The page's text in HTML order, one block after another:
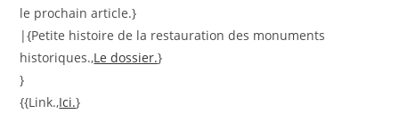
le prochain article.}
|{Petite histoire de la restauration des monuments
historiques.,Le dossier.}
}
{{Link.,Ici.}